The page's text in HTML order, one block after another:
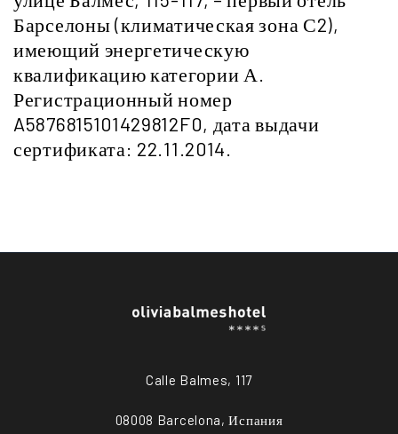
Барселоны (климатическая зона С2),
имеющий энергетическую
квалификацию категории А.
Регистрационный номер
A5876815101429812F0, дата выдачи
сертификата: 22.11.2014.
Calle Balmes, 117
08008 Barcelona, Испания